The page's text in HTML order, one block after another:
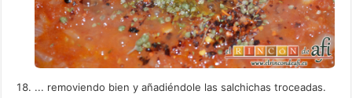
... removiendo bien y añadiéndole las salchichas troceadas.